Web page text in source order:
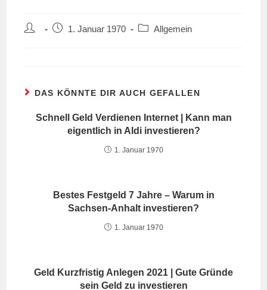
Beitrags-Beitrag1. Januar 1970
Beitrags-
Allgemein
DAS KÖNNTE DIR AUCH GEFALLEN
Schnell Geld Verdienen Internet | Kann man
eigentlich in Aldi investieren?
1. Januar 1970
Bestes Festgeld 7 Jahre – Warum in
Sachsen-Anhalt investieren?
1. Januar 1970
Geld Kurzfristig Anlegen 2021 | Gute Gründe
sein Geld zu investieren